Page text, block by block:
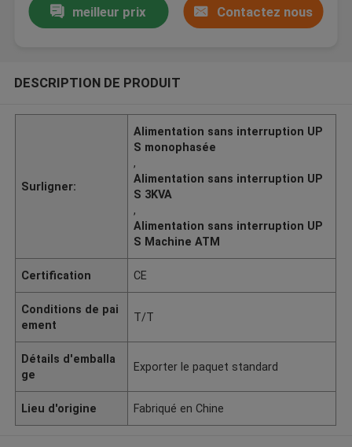
meilleur prix Contactez nous
DESCRIPTION DE PRODUIT
Surligner:
Alimentation sans interruption UP
S monophasée
,
Alimentation sans interruption UP
S 3KVA
,
Alimentation sans interruption UP
S Machine ATM
Certification CE
Conditions de pai
ement
T/T
Détails d'emballa
ge
Exporter le paquet standard
Lieu d'origine Fabriqué en Chine